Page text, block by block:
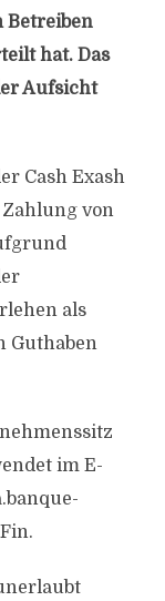
Betreiben
hat. Das
Aufsicht
Cash Exash
von
als
Guthaben
im E-